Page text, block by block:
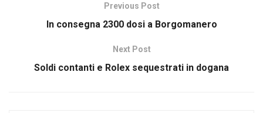
Previous Post
In consegna 2300 dosi a Borgomanero
Next Post
Soldi contanti e Rolex sequestrati in dogana